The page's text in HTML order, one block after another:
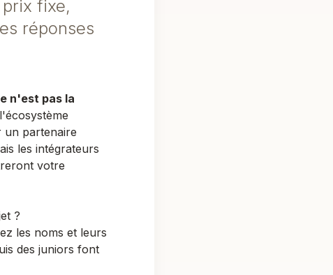
fixe,
réponses
n'est pas la
un partenaire
les intégrateurs
votre
?
les noms et leurs
des juniors font